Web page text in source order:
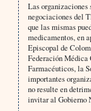
Las organizaciones
negociaciones del
que las mismas
medicamentos, en
Episcopal de
Federación
Farmacéuticos, la
importantes
no resulte en
invitar al Gobierno